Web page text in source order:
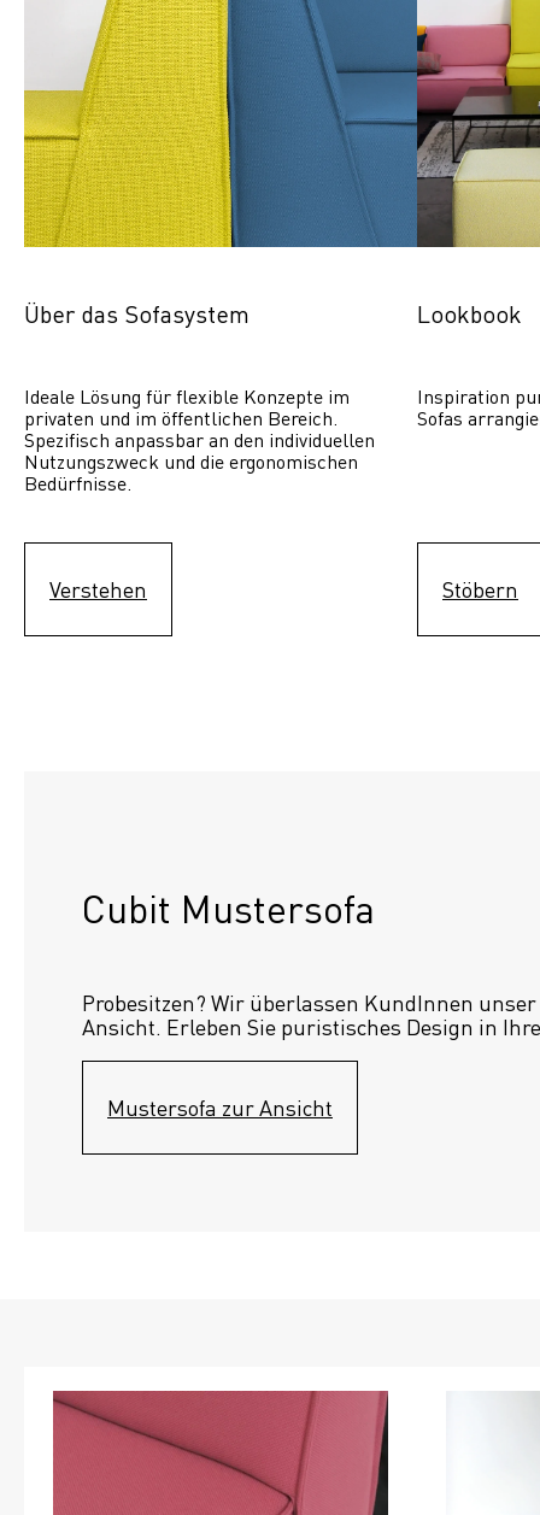
Über das Sofasystem
Ideale Lösung für flexible Konzepte im
privaten und im öffentlichen Bereich.
Spezifisch anpassbar an den individuellen
Nutzungszweck und die ergonomischen
Bedürfnisse.
Verstehen
Lookbook
Inspiration
Sofas
Stöbern
Cubit Mustersofa
Probesitzen? Wir überlassen KundInnen unser
Ansicht. Erleben Sie puristisches Design in
Mustersofa zur Ansicht